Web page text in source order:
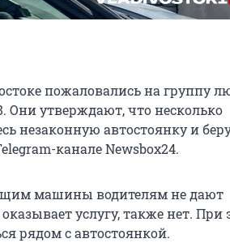
пожаловались на группу
Они утверждают, что несколько
незаконную автостоянку и
канале Newsbox24.
машины водителям не дают
услугу, также нет. При
рядом с автостоянкой.